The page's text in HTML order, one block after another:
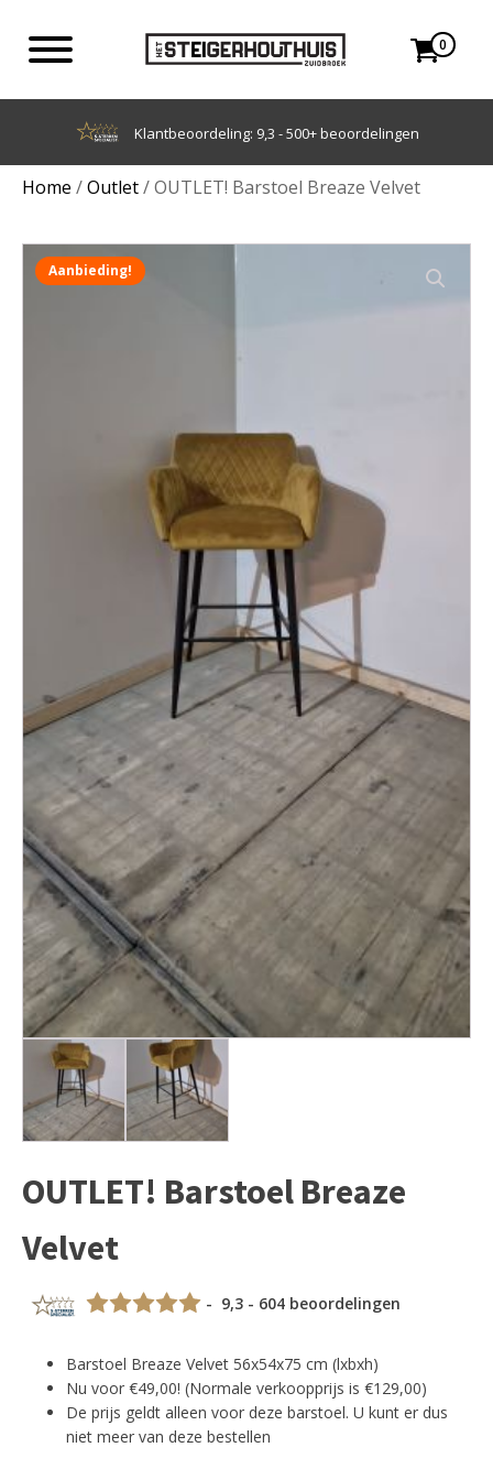
0
Achteraf betalen met Klarna
Home /Outlet/ OUTLET! Barstoel Breaze Velvet
Aanbieding!
OUTLET! Barstoel Breaze
Velvet
- 9,3 - 604 beoordelingen
Barstoel Breaze Velvet 56x54x75 cm (lxbxh)
Nu voor €49,00! (Normale verkoopprijs is €129,00)
De prijs geldt alleen voor deze barstoel. U kunt er dus
niet meer van deze bestellen